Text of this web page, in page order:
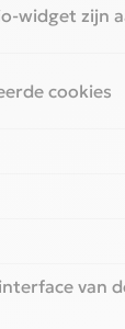
widget zijn
cookies
van